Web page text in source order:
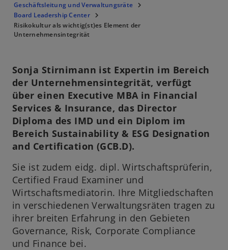
Geschäftsleitung und Verwaltungsräte
Board Leadership Center
Risikokultur als wichtig(st)es Element der
Unternehmensintegrität
Sonja Stirnimann ist Expertin im Bereich
der Unternehmensintegrität, verfügt
über einen Executive MBA in Financial
Services & Insurance, das Director
Diploma des IMD und ein Diplom im
Bereich Sustainability & ESG Designation
and Certification (GCB.D).
Sie ist zudem eidg. dipl. Wirtschaftsprüferin,
Certified Fraud Examiner und
Wirtschaftsmediatorin. Ihre Mitgliedschaften
in verschiedenen Verwaltungsräten tragen zu
ihrer breiten Erfahrung in den Gebieten
Governance, Risk, Corporate Compliance
und Finance bei.